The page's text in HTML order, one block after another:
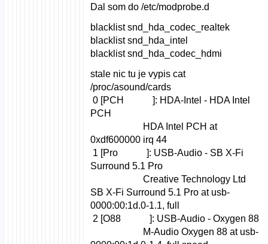
Dal som do /etc/modprobe.d
blacklist snd_hda_codec_realtek
blacklist snd_hda_intel
blacklist snd_hda_codec_hdmi
stale nic tu je vypis cat
/proc/asound/cards
0 [PCH ]: HDA-Intel - HDA Intel
PCH
HDA Intel PCH at
0xdf600000 irq 44
1 [Pro ]: USB-Audio - SB X-Fi
Surround 5.1 Pro
Creative Technology Ltd
SB X-Fi Surround 5.1 Pro at usb-
0000:00:1d.0-1.1, full
2 [O88 ]: USB-Audio - Oxygen 88
M-Audio Oxygen 88 at usb-